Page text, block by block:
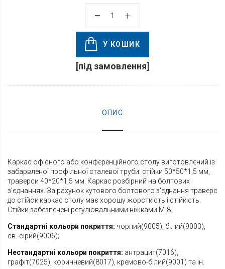
У КОШИК
[під замовлення]
ОПИС
Каркас офісного або конференційного столу виготовлений із
забарвленої профільної сталевої труби: стійки 50*50*1,5 мм,
траверси 40*20*1,5 мм. Каркас розбірний на болтових
з'єднаннях. За рахунок кутового болтового з'єднання траверс
до стійок каркас столу має хорошу жорсткість і стійкість.
Стійки забезпечені регулювальними ніжками М-8.
Стандартні кольори покриття: чорний(9005), білий(9003),
св.-сірий(9006);
Нестандартні кольори покриття: антрацит(7016),
графіт(7025), коричневий(8017), кремово-білий(9001) та ін.